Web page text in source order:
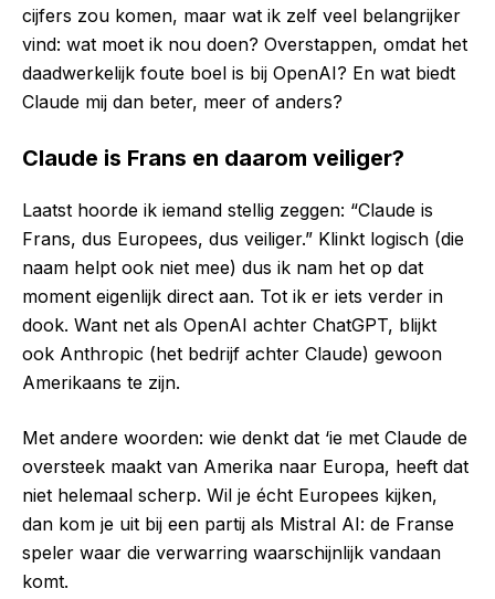
cijfers zou komen, maar wat ik zelf veel belangrijker
vind: wat moet ik nou doen? Overstappen, omdat het
daadwerkelijk foute boel is bij OpenAI? En wat biedt
Claude mij dan beter, meer of anders?
Claude is Frans en daarom veiliger?
Laatst hoorde ik iemand stellig zeggen: “Claude is
Frans, dus Europees, dus veiliger.” Klinkt logisch (die
naam helpt ook niet mee) dus ik nam het op dat
moment eigenlijk direct aan. Tot ik er iets verder in
dook. Want net als OpenAI achter ChatGPT, blijkt
ook Anthropic (het bedrijf achter Claude) gewoon
Amerikaans te zijn.
Met andere woorden: wie denkt dat ‘ie met Claude de
oversteek maakt van Amerika naar Europa, heeft dat
niet helemaal scherp. Wil je écht Europees kijken,
dan kom je uit bij een partij als Mistral AI: de Franse
speler waar die verwarring waarschijnlijk vandaan
komt.